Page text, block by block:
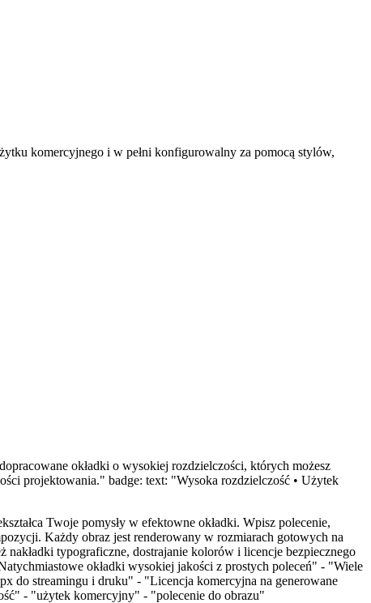
komercyjnego i w pełni konfigurowalny za pomocą stylów,
okładki o wysokiej rozdzielczości, których możesz
projektowania." badge: text: "Wysoka rozdzielczość • Użytek
Twoje pomysły w efektowne okładki. Wpisz polecenie,
Każdy obraz jest renderowany w rozmiarach gotowych na
typograficzne, dostrajanie kolorów i licencje bezpiecznego
okładki wysokiej jakości z prostych poleceń" - "Wiele
do streamingu i druku" - "Licencja komercyjna na generowane
- "użytek komercyjny" - "polecenie do obrazu"